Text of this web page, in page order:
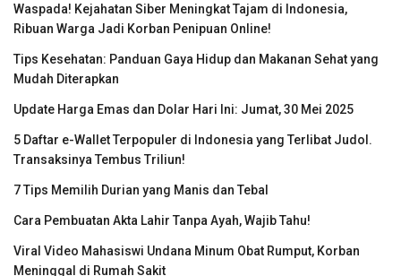
Waspada! Kejahatan Siber Meningkat Tajam di Indonesia,
Ribuan Warga Jadi Korban Penipuan Online!
Tips Kesehatan: Panduan Gaya Hidup dan Makanan Sehat yang
Mudah Diterapkan
Update Harga Emas dan Dolar Hari Ini: Jumat, 30 Mei 2025
5 Daftar e-Wallet Terpopuler di Indonesia yang Terlibat Judol.
Transaksinya Tembus Triliun!
7 Tips Memilih Durian yang Manis dan Tebal
Cara Pembuatan Akta Lahir Tanpa Ayah, Wajib Tahu!
Viral Video Mahasiswi Undana Minum Obat Rumput, Korban
Meninggal di Rumah Sakit